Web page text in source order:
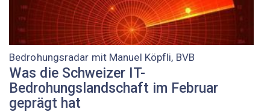
Bedrohungsradar mit Manuel Köpfli, BVB
Was die Schweizer IT-
Bedrohungslandschaft im Februar
geprägt hat